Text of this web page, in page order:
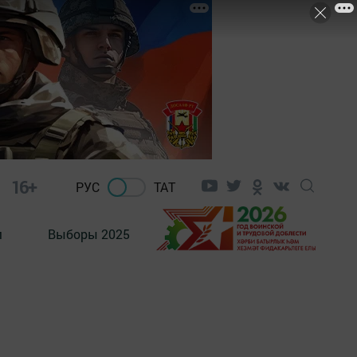
16+ РУС ТАТ
Выборы 2025